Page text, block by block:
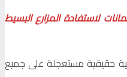
لاستفادة المزارع البسيط
حقيقية مستعجلة على جميع